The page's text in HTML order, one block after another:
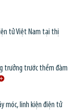
tử Việt Nam tại thị
trưởng trước thềm đàm
móc, linh kiện điện tử